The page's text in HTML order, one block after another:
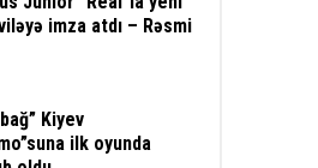
imza atdı – Rəsmi
Kiyev
ilk oyunda